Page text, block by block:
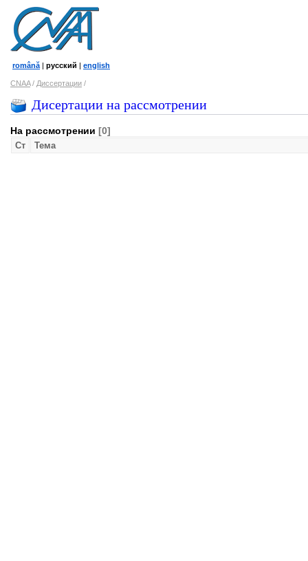
română | русский | english
CNAA/ Диссертации /
Дисертации на рассмотрении
На рассмотрении [0]
Ст Тема